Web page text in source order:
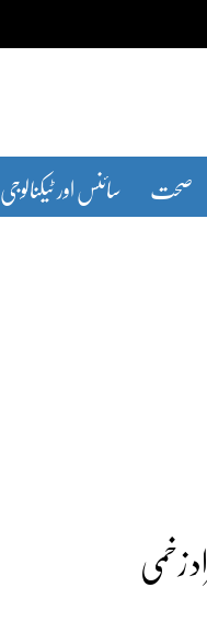
صحت سائنس اور ٹیکنالوجی